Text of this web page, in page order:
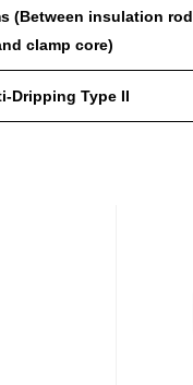
(Between insulation rod
clamp core)
Dripping Type II